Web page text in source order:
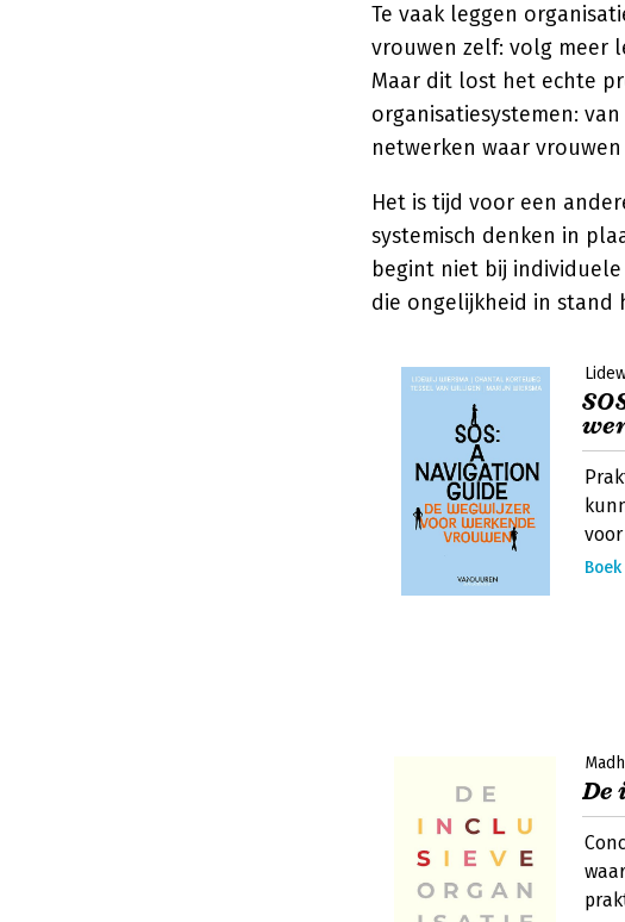
Te vaak leggen
vrouwen zelf: volg meer
Maar dit lost het echte
organisatiesystemen:
netwerken waar
Het is tijd voor een
systemisch denken in
begint niet bij
die ongelijkheid in stand
De